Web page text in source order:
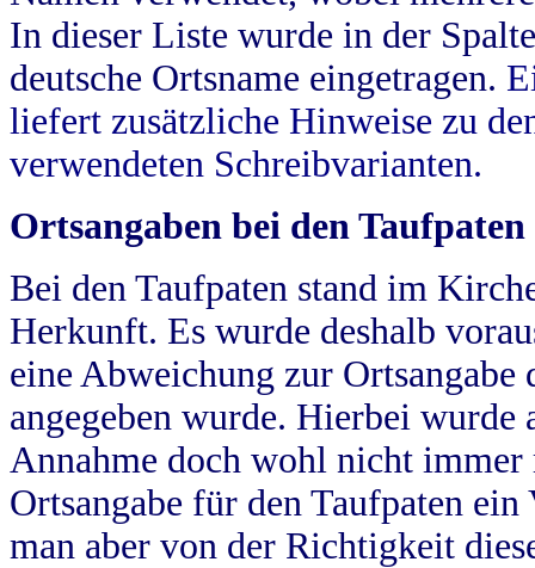
In dieser Liste wurde in der
deutsche Ortsname eingetragen.
liefert zusätzliche Hinweise zu
verwendeten Schreibvarianten.
Ortsangaben bei den Taufpaten
Bei den Taufpaten stand im
Herkunft. Es wurde deshalb
eine Abweichung zur
angegeben wurde. Hierbei wurde
Annahme doch wohl nicht
Ortsangabe für den Taufpaten
man aber von der Richtigkeit